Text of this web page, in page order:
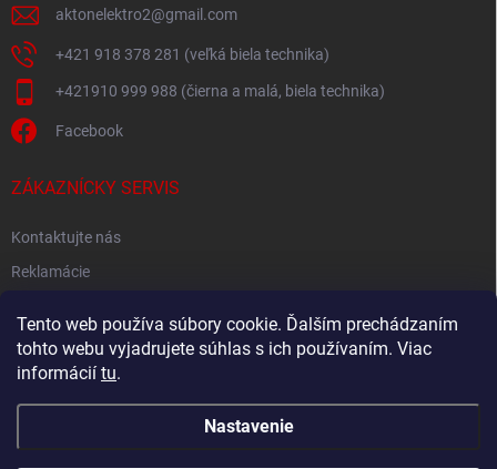
Tento web používa súbory cookie. Ďalším prechádzaním
tohto webu vyjadrujete súhlas s ich používaním. Viac
informácií tu.
Nastavenie
aktonelektro2@gmail.com
+421 918 378 281 (veľká biela technika)
+421910 999 988 (čierna a malá, biela technika)
Facebook
ZÁKAZNÍCKY SERVIS
Kontaktujte nás
Reklamácie